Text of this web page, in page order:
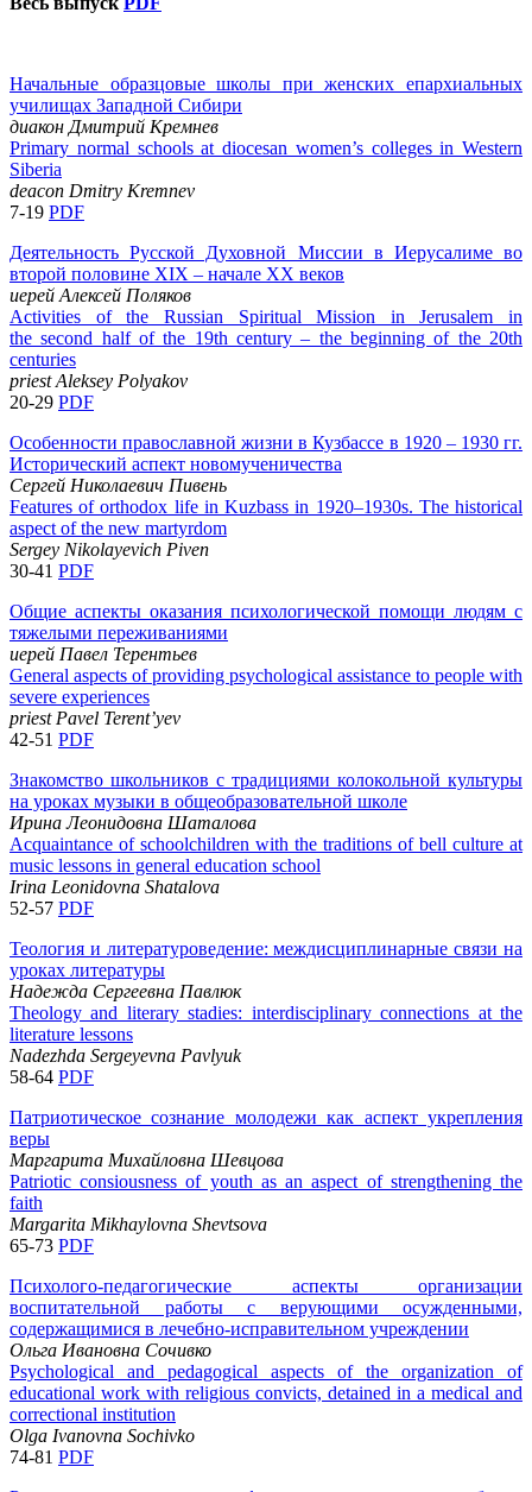
Начальные образцовые школы при женских епархиальных
училищах Западной Сибири
диакон Дмитрий Кремнев
Primary normal schools at diocesan women’s colleges in Western
Siberia
deacon Dmitry Kremnev
7-19 PDF
Деятельность Русской Духовной Миссии в Иерусалиме во
второй половине XIX – начале XX веков
иерей Алексей Поляков
Activities of the Russian Spiritual Mission in Jerusalem in
the second half of the 19th century – the beginning of the 20th
centuries
priest Aleksey Polyakov
20-29 PDF
Особенности православной жизни в Кузбассе в 1920 – 1930 гг.
Исторический аспект новомученичества
Сергей Николаевич Пивень
Features of orthodox life in Kuzbass in 1920–1930s. The historical
aspect of the new martyrdom
Sergey Nikolayevich Piven
30-41 PDF
Общие аспекты оказания психологической помощи людям с
тяжелыми переживаниями
иерей Павел Терентьев
General aspects of providing psychological assistance to people with
severe experiences
priest Pavel Terent’yev
42-51 PDF
Знакомство школьников с традициями колокольной культуры
на уроках музыки в общеобразовательной школе
Ирина Леонидовна Шаталова
Acquaintance of schoolchildren with the traditions of bell culture at
music lessons in general education school
Irina Leonidovna Shatalova
52-57 PDF
Теология и литературоведение: междисциплинарные связи на
уроках литературы
Надежда Сергеевна Павлюк
Theology and literary stadies: interdisciplinary connections at the
literature lessons
Nadezhda Sergeyevna Pavlyuk
58-64 PDF
Патриотическое сознание молодежи как аспект укрепления
веры
Маргарита Михайловна Шевцова
Patriotic consiousness of youth as an aspect of strengthening the
faith
Margarita Mikhaylovna Shevtsova
65-73 PDF
Психолого-педагогические аспекты организации
воспитательной работы с верующими осужденными,
содержащимися в лечебно-исправительном учреждении
Ольга Ивановна Сочивко
Psychological and pedagogical aspects of the organization of
educational work with religious convicts, detained in a medical and
correctional institution
Olga Ivanovna Sochivko
74-81 PDF